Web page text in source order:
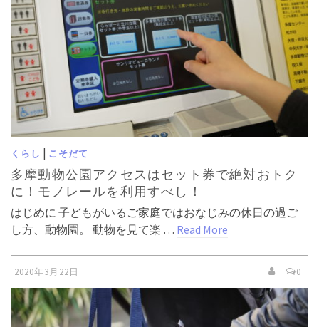
くらし | こそだて
多摩動物公園アクセスはセット券で絶対おトク
に！モノレールを利用すべし！
はじめに 子どもがいるご家庭ではおなじみの休日の過ご
し方、動物園。 動物を見て楽 … Read More
2020年3月22日 0